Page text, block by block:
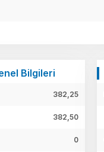
Bilgileri
382,25
382,50
0